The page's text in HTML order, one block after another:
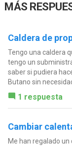
MÁS
Caldera de
Tengo una caldera
tengo un
saber si pudiera
Butano sin
1 respuesta
Cambiar
Me han regalado